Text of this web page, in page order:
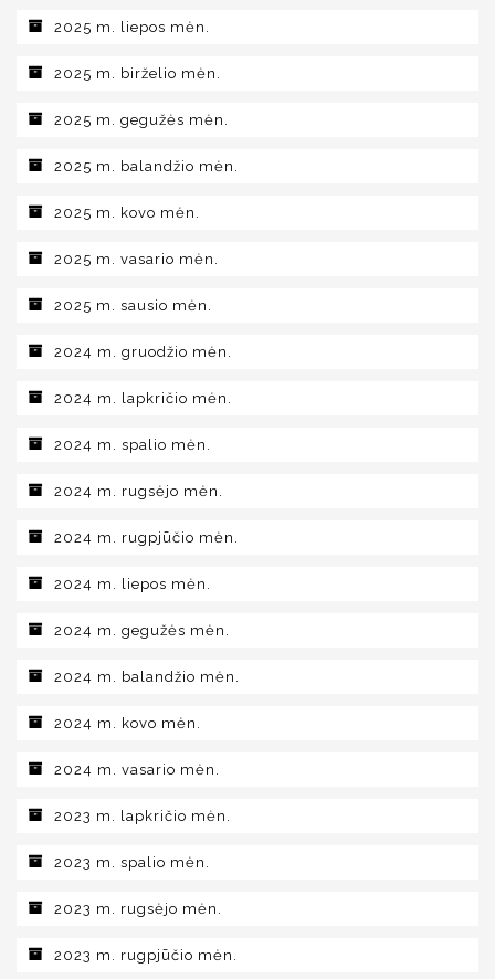
2025 m. liepos mėn.
2025 m. birželio mėn.
2025 m. gegužės mėn.
2025 m. balandžio mėn.
2025 m. kovo mėn.
2025 m. vasario mėn.
2025 m. sausio mėn.
2024 m. gruodžio mėn.
2024 m. lapkričio mėn.
2024 m. spalio mėn.
2024 m. rugsėjo mėn.
2024 m. rugpjūčio mėn.
2024 m. liepos mėn.
2024 m. gegužės mėn.
2024 m. balandžio mėn.
2024 m. kovo mėn.
2024 m. vasario mėn.
2023 m. lapkričio mėn.
2023 m. spalio mėn.
2023 m. rugsėjo mėn.
2023 m. rugpjūčio mėn.